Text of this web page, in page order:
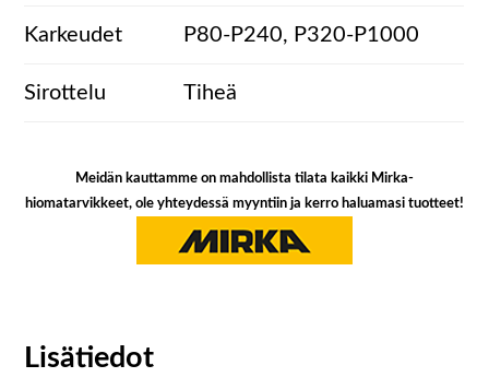
Karkeudet P80-P240, P320-P1000
Sirottelu Tiheä
Meidän kauttamme on mahdollista tilata kaikki Mirka-
hiomatarvikkeet, ole yhteydessä myyntiin ja kerro haluamasi tuotteet!
Lisätiedot